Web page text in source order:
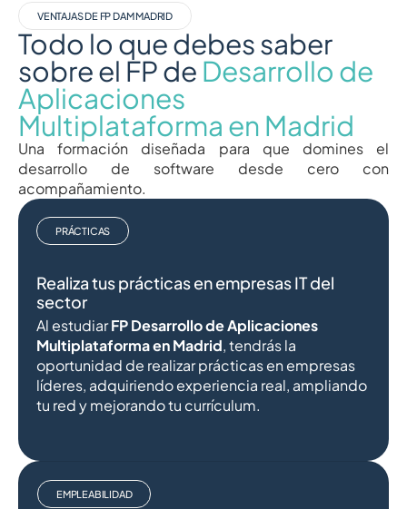
VENTAJAS DE FP DAM MADRID
Todo lo que debes saber
sobre el FP de Desarrollo de
Aplicaciones
Multiplataforma en Madrid
Una formación diseñada para que domines el
desarrollo de software desde cero con
acompañamiento.
PRÁCTICAS
Realiza tus prácticas en empresas IT del
sector
Al estudiarFP Desarrollo de Aplicaciones
Multiplataforma en Madrid, tendrás la
oportunidad de realizar prácticas en empresas
líderes, adquiriendo experiencia real, ampliando
tu red y mejorando tu currículum.
EMPLEABILIDAD